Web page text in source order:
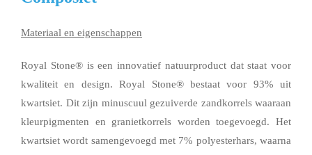
Materiaal en eigenschappen
Royal Stone® is een innovatief natuurproduct dat staat voor
kwaliteit en design. Royal Stone® bestaat voor 93% uit
kwartsiet. Dit zijn minuscuul gezuiverde zandkorrels waaraan
kleurpigmenten en granietkorrels worden toegevoegd. Het
kwartsiet wordt samengevoegd met 7% polyesterhars, waarna